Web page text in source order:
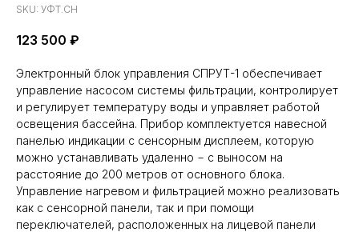
SKU: УФТ.СН
123 500 ₽
Электронный блок управления СПРУТ-1 обеспечивает
управление насосом системы фильтрации, контролирует
и регулирует температуру воды и управляет работой
освещения бассейна. Прибор комплектуется навесной
панелью индикации с сенсорным дисплеем, которую
можно устанавливать удаленно − с выносом на
расстояние до 200 метров от основного блока.
Управление нагревом и фильтрацией можно реализовать
как с сенсорной панели, так и при помощи
переключателей, расположенных на лицевой панели